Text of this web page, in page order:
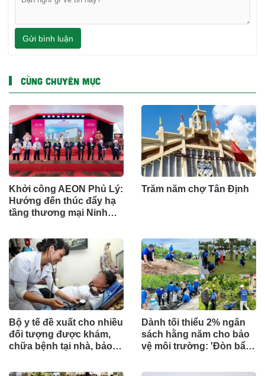
Gửi bình luận
CÙNG CHUYÊN MỤC
Khởi công AEON Phủ Lý:
Hướng đến thúc đẩy hạ
tầng thương mại Ninh
Trăm năm chợ Tân Định
Bộ y tế đề xuất cho nhiều
đối tượng được khám,
chữa bệnh tại nhà, bảo
Dành tối thiểu 2% ngân
sách hằng năm cho bảo
vệ môi trường: 'Đòn bẩy'
ngoặt quản trị hiện đại